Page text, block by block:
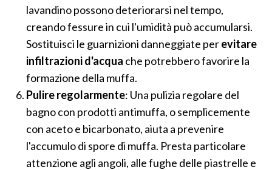
lavandino possono deteriorarsi nel tempo,
creando fessure in cui l'umidità può accumularsi.
Sostituisci le guarnizioni danneggiate perevitare
infiltrazioni d'acqua che potrebbero favorire la
formazione della muffa.
Pulire regolarmente: Una pulizia regolare del
bagno con prodotti antimuffa, o semplicemente
con aceto e bicarbonato, aiuta a prevenire
l'accumulo di spore di muffa. Presta particolare
attenzione agli angoli, alle fughe delle piastrelle e